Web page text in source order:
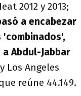
2012 y 2013;
a encabezar
Abdul-Jabbar
Los Angeles
reúne 44.149.